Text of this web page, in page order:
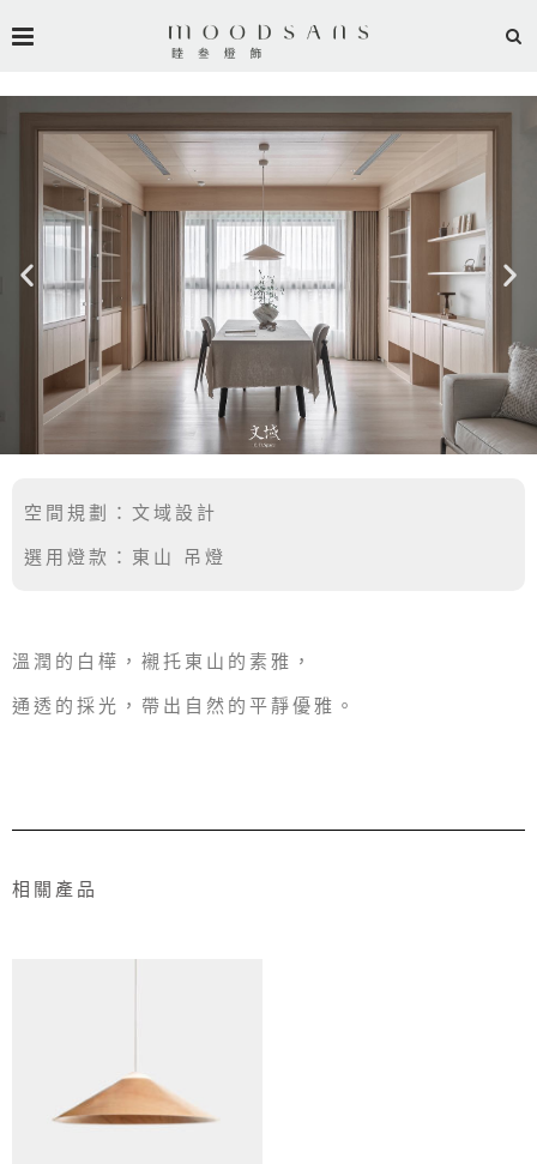
空間規劃： 文域設計
選用燈款：東山 吊燈
溫潤的白樺，襯托東山的素雅，
通透的採光，帶出自然的平靜優雅。
相關產品